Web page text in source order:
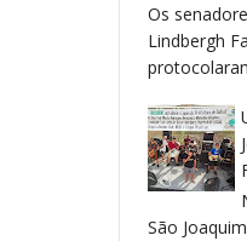
Os
Lindbergh
São